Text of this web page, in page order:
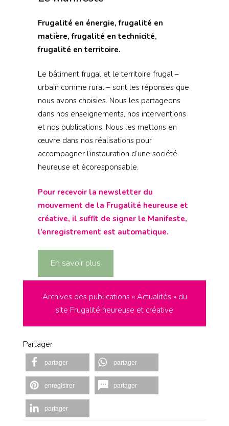
Frugalité en énergie, frugalité en
matière, frugalité en technicité,
frugalité en territoire.
Le bâtiment frugal et le territoire frugal –
urbain comme rural – sont les réponses que
nous avons choisies. Nous les partageons
dans nos enseignements, nos interventions
et nos publications. Nous les mettons en
œuvre dans nos réalisations pour
accompagner l’instauration d’une société
heureuse et écoresponsable.
Pour recevoir la newsletter du
mouvement de la Frugalité heureuse et
créative, il suffit de signer le Manifeste,
l’enregistrement est automatique.
En savoir plus
Archives des publications « Actualités » du
site Frugalité heureuse et créative
Partager
partager partager
enregistrer partager
partager